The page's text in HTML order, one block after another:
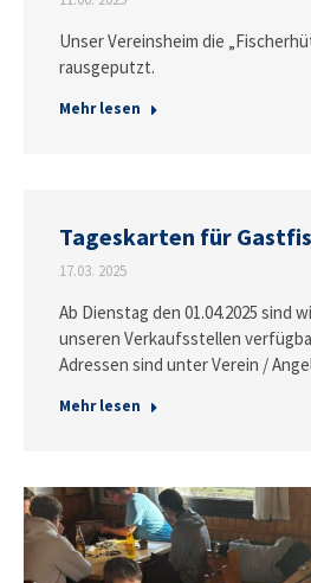
Unser Vereinsheim die
rausgeputzt.
Mehr lesen
Tageskarten für
17.03. 2025
Ab Dienstag den 01.04.2025 sind
unseren Verkaufsstellen
Adressen sind unter Verein /
Mehr lesen